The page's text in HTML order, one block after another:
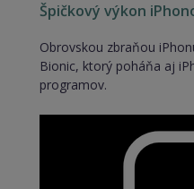
Špičkový výkon
Obrovskou zbraňou
Bionic, ktorý poháňa aj
programov.